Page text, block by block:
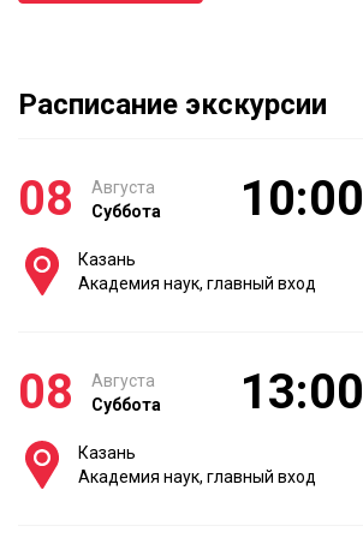
Расписание экскурсии
08
Августа
Суббота
10:00
Казань
Академия наук, главный вход
08
Августа
Суббота
13:00
Казань
Академия наук, главный вход